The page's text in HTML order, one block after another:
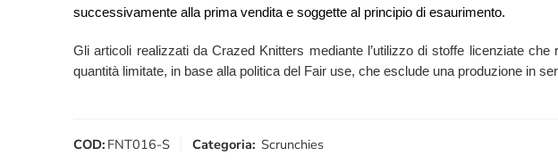
successivamente alla prima vendita e soggette al principio di esaurimento.
Gli articoli realizzati da Crazed Knitters mediante l’utilizzo di stoffe licenziate
quantità limitate, in base alla politica del Fair use, che esclude una produzione in
COD: FNT016-S Categoria: Scrunchies